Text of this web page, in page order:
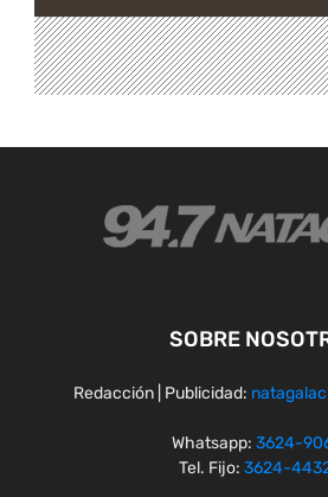
SOBRE
Redacción | Publicidad:
Whatsapp: 3624-
Tel. Fijo: 3624-